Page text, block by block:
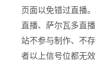
页面以免错过直播
直播、萨尔瓦多直
站不参与制作、不
者以上信号位都无